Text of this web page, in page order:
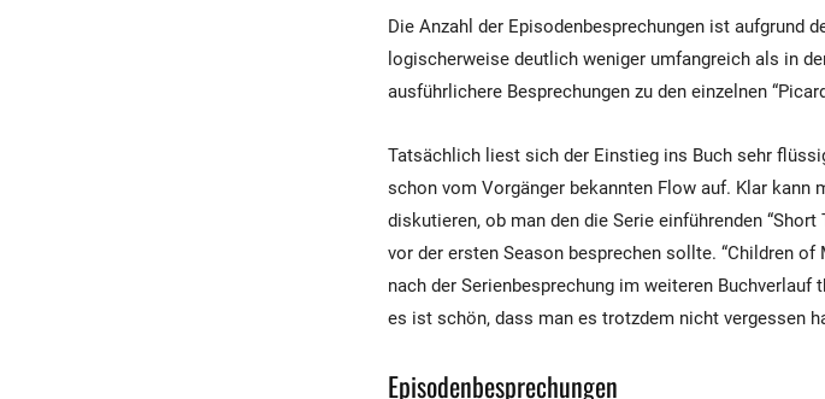
Die Anzahl der Episodenbesprechungen ist aufgrund
logischerweise deutlich weniger umfangreich als in
ausführlichere Besprechungen zu den einzelnen
Tatsächlich liest sich der Einstieg ins Buch sehr
schon vom Vorgänger bekannten Flow auf. Klar kann
diskutieren, ob man den die Serie einführenden “Short
vor der ersten Season besprechen sollte. “Children of
nach der Serienbesprechung im weiteren Buchverlauf
es ist schön, dass man es trotzdem nicht vergessen
Episodenbesprechungen